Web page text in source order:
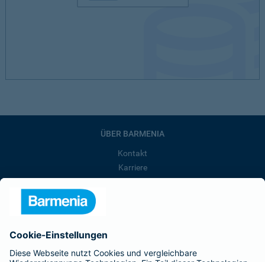
ÜBER BARMENIA
Kontakt
Karriere
Barmenia ist Teil der BarmeniaGothaer